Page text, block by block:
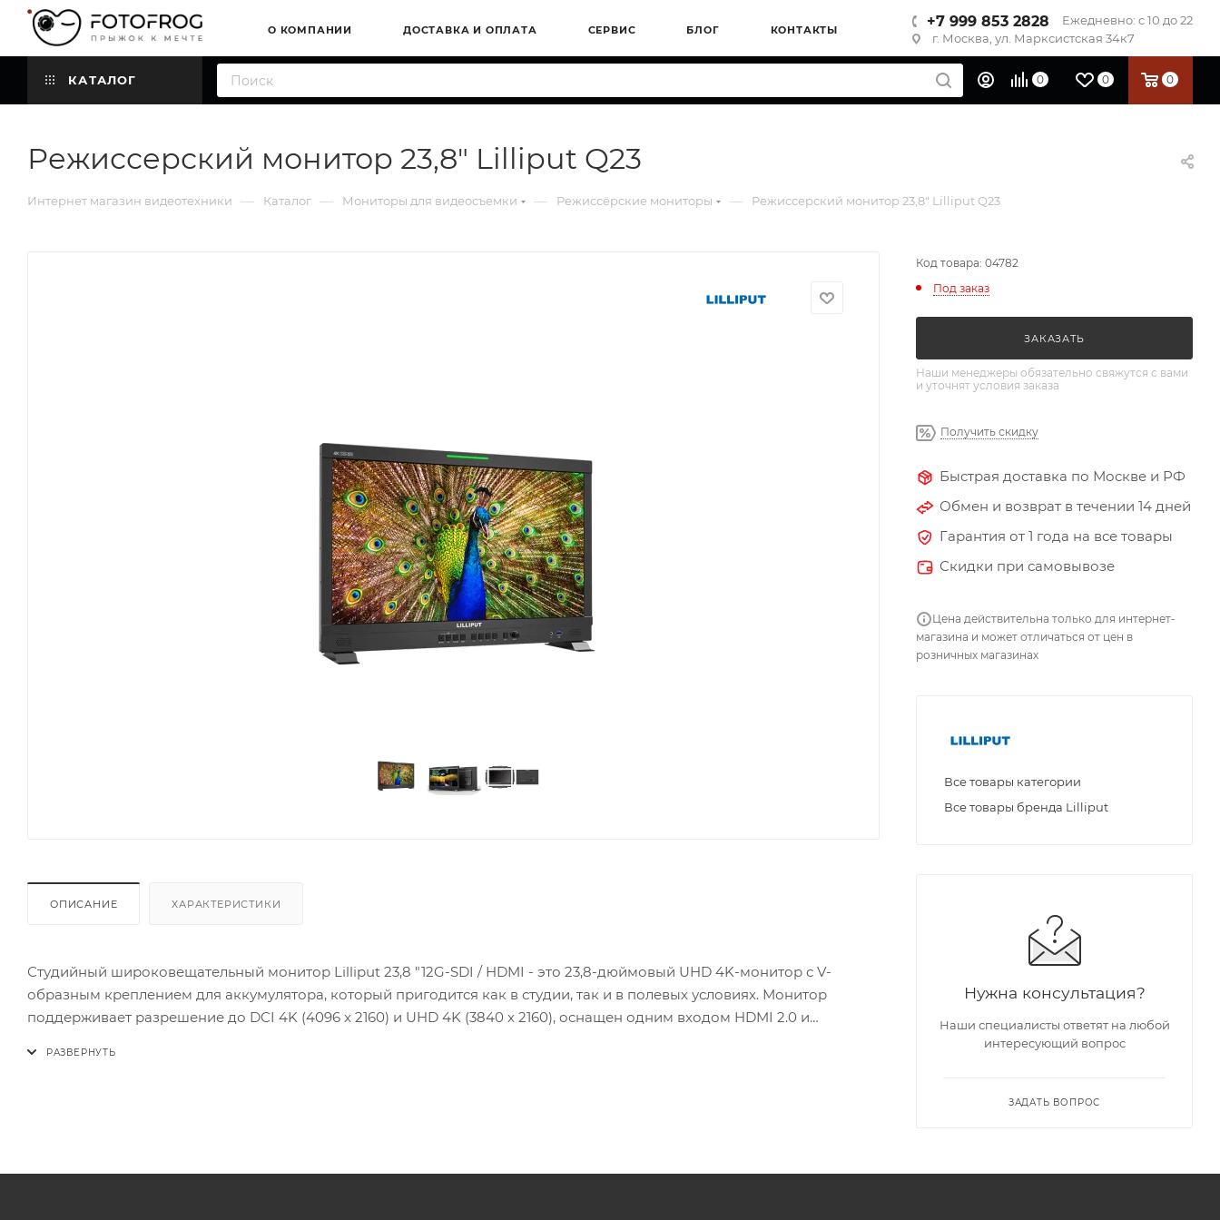
О КОМПАНИИ ДОСТАВКА И ОПЛАТА СЕРВИС БЛОГ КОНТАКТЫ
+7 999 853 2828
Ежедневно: с 10 до 22
г. Москва, ул. Марксистская 34к7
КАТАЛОГ 0 0 0
Режиссерский монитор 23,8" Lilliput Q23
Интернет магазин видеотехники — Каталог — Мониторы для видеосъемки — Режиссёрские мониторы — Режиссерский монитор 23,8" Lilliput Q23
ОПИСАНИЕ ХАРАКТЕРИСТИКИ
Студийный широковещательный монитор Lilliput 23,8 "12G-SDI / HDMI - это 23,8-дюймовый UHD 4K-монитор с V-
образным креплением для аккумулятора, который пригодится как в студии, так и в полевых условиях. Монитор
поддерживает разрешение до DCI 4K (4096 x 2160) и UHD 4K (3840 x 2160), оснащен одним входом HDMI 2.0 и
Разрешение экрана: 3840x2160
Код товара: 04782
Под заказ
ЗАКАЗАТЬ
Наши менеджеры обязательно свяжутся с вами
и уточнят условия заказа
Получить скидку
Быстрая доставка по Москве и РФ
Обмен и возврат в течении 14 дней
Гарантия от 1 года на все товары
Скидки при самовывозе
Цена действительна только для интернет-
магазина и может отличаться от цен в
розничных магазинах
Все товары категории
Все товары бренда Lilliput
Нужна консультация?
Наши специалисты ответят на любой
интересующий вопрос
ЗАДАТЬ ВОПРОС